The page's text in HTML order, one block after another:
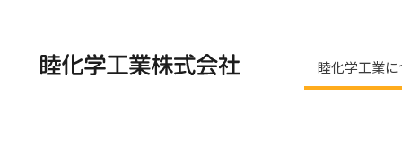
睦化学工業